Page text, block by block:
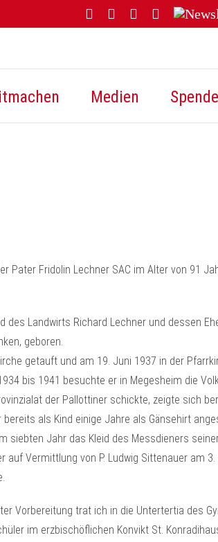
FacebookYouTubeInstagram
Threads
Medien
Pater Fridolin Lechner SAC im Alter von 91
des Landwirts Richard Lechner und dessen
geboren.
getauft und am 19. Juni 1937 in der
bis 1941 besuchte er in Megesheim die
der Pallottiner schickte, zeigte sich
als Kind einige Jahre als Gänsehirt
siebten Jahr das Kleid des Messdieners
Vermittlung von P. Ludwig Sittenauer am
Vorbereitung trat ich in die Untertertia des
im erzbischöflichen Konvikt St.